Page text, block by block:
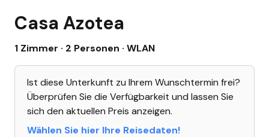
Casa Azotea
1 Zimmer · 2 Personen · WLAN
Ist diese Unterkunft zu Ihrem Wunschtermin frei?
Überprüfen Sie die Verfügbarkeit und lassen Sie
sich den aktuellen Preis anzeigen.
Wählen Sie hier Ihre Reisedaten!